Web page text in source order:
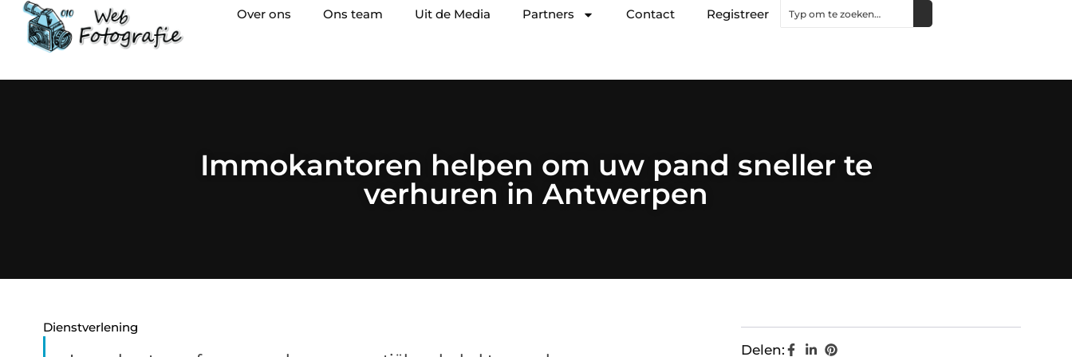
Over ons Ons team Uit de Media Partners Contact Registreer
Immokantoren helpen om uw pand sneller te
verhuren in Antwerpen
Dienstverlening
Delen: